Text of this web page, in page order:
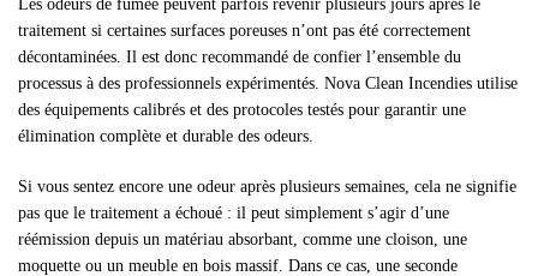
Les odeurs de fumée peuvent parfois revenir plusieurs jours après le
traitement si certaines surfaces poreuses n’ont pas été correctement
décontaminées. Il est donc recommandé de confier l’ensemble du
processus à des professionnels expérimentés. Nova Clean Incendies utilise
des équipements calibrés et des protocoles testés pour garantir une
élimination complète et durable des odeurs.
Si vous sentez encore une odeur après plusieurs semaines, cela ne signifie
pas que le traitement a échoué : il peut simplement s’agir d’une
réémission depuis un matériau absorbant, comme une cloison, une
moquette ou un meuble en bois massif. Dans ce cas, une seconde